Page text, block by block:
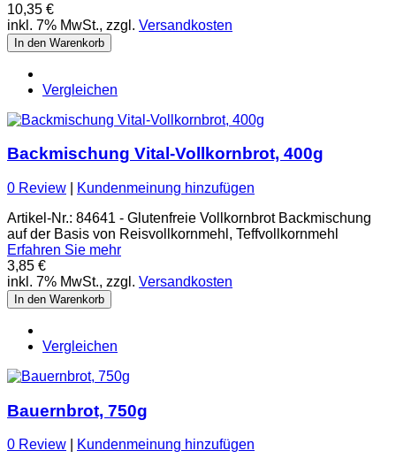
10,35 €
inkl. 7% MwSt., zzgl. Versandkosten
In den Warenkorb
Vergleichen
Backmischung Vital-Vollkornbrot, 400g
0 Review
Kundenmeinung hinzufügen
Artikel-Nr.: 84641 - Glutenfreie Vollkornbrot Backmischung
auf der Basis von Reisvollkornmehl, Teffvollkornmehl
Erfahren Sie mehr
3,85 €
inkl. 7% MwSt., zzgl. Versandkosten
In den Warenkorb
Vergleichen
Bauernbrot, 750g
0 Review
Kundenmeinung hinzufügen